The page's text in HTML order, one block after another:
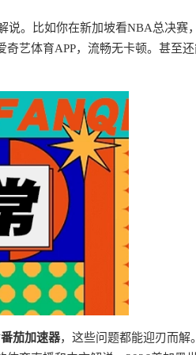
说。比如你在新加坡看NBA总决赛
艺体育APP，流畅无卡顿。甚至
番茄加速器，这些问题都能迎刃而解